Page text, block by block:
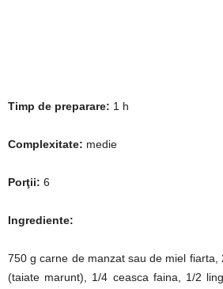
Timp de preparare: 1 h
Complexitate: medie
Porţii: 6
Ingrediente:
750 g carne de manzat sau de miel
(taiate marunt), 1/4 ceasca faina, 1/2